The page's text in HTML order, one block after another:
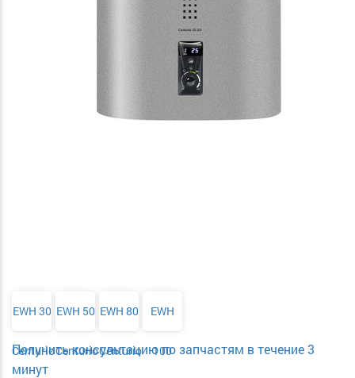
EWH 30
Centurio
EWH 50
Centurio
EWH 80
Centurio
EWH
100
Получить консультацию по запчастям в течение 3
минут